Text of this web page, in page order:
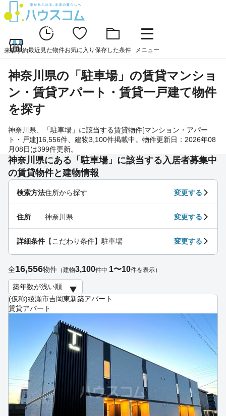
来店予約最近見た物件お気に入り 保存した条件 メニュー
神奈川県の「駐車場」の賃貸マンショ
ン・賃貸アパート・賃貸一戸建て物件
を探す
神奈川県、「駐車場」に該当する賃貸物件[マンション・アパー
ト・戸建]16,556件、建物3,100件掲載中。物件更新日：2026年08
月08日は399件更新。
神奈川県にある「駐車場」に該当する入居者募集中
の賃貸物件と建物情報
(仮称)綾瀬市吉岡東新築アパート
賃貸アパート
検索方法住所から探す 変更する
住所 神奈川県 変更する
詳細条件 【こだわり条件】駐車場 変更する
全16,556物件 （建物3,100件中 1〜10件を表示）